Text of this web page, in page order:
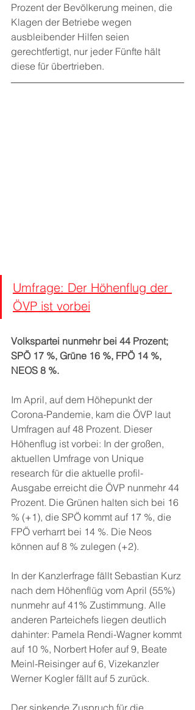
Prozent der Bevölkerung meinen, die
Klagen der Betriebe wegen
ausbleibender Hilfen seien
gerechtfertigt, nur jeder Fünfte hält
diese für übertrieben.
Umfrage: Der Höhenflug der
ÖVP ist vorbei
Volkspartei nunmehr bei 44 Prozent;
SPÖ 17 %, Grüne 16 %, FPÖ 14 %,
NEOS 8 %.
Im April, auf dem Höhepunkt der
Corona-Pandemie, kam die ÖVP laut
Umfragen auf 48 Prozent. Dieser
Höhenflug ist vorbei: In der großen,
aktuellen Umfrage von Unique
research für die aktuelle profil-
Ausgabe erreicht die ÖVP nunmehr 44
Prozent. Die Grünen halten sich bei 16
% (+1), die SPÖ kommt auf 17 %, die
FPÖ verharrt bei 14 %. Die Neos
können auf 8 % zulegen (+2).
In der Kanzlerfrage fällt Sebastian Kurz
nach dem Höhenflüg vom April (55%)
nunmehr auf 41% Zustimmung. Alle
anderen Parteichefs liegen deutlich
dahinter: Pamela Rendi-Wagner kommt
auf 10 %, Norbert Hofer auf 9, Beate
Meinl-Reisinger auf 6, Vizekanzler
Werner Kogler fällt auf 5 zurück.